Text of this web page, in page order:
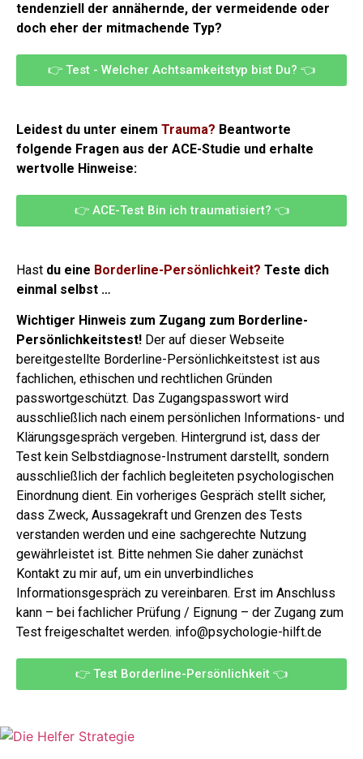
tendenziell der annähernde, der vermeidende oder
doch eher der mitmachende Typ?
👉 Test - Welcher Achtsamkeitstyp bist Du? 👈
Leidest du unter einem Trauma? Beantworte
folgende Fragen aus der ACE-Studie und erhalte
wertvolle Hinweise:
👉 ACE-Test Bin ich traumatisiert? 👈
Hast du eine Borderline-Persönlichkeit? Teste dich
einmal selbst …
Wichtiger Hinweis zum Zugang zum Borderline-
Persönlichkeitstest! Der auf dieser Webseite
bereitgestellte Borderline-Persönlichkeitstest ist aus
fachlichen, ethischen und rechtlichen Gründen
passwortgeschützt. Das Zugangspasswort wird
ausschließlich nach einem persönlichen Informations- und
Klärungsgespräch vergeben. Hintergrund ist, dass der
Test kein Selbstdiagnose-Instrument darstellt, sondern
ausschließlich der fachlich begleiteten psychologischen
Einordnung dient. Ein vorheriges Gespräch stellt sicher,
dass Zweck, Aussagekraft und Grenzen des Tests
verstanden werden und eine sachgerechte Nutzung
gewährleistet ist. Bitte nehmen Sie daher zunächst
Kontakt zu mir auf, um ein unverbindliches
Informationsgespräch zu vereinbaren. Erst im Anschluss
kann – bei fachlicher Prüfung / Eignung – der Zugang zum
Test freigeschaltet werden. info@psychologie-hilft.de
👉 Test Borderline-Persönlichkeit 👈